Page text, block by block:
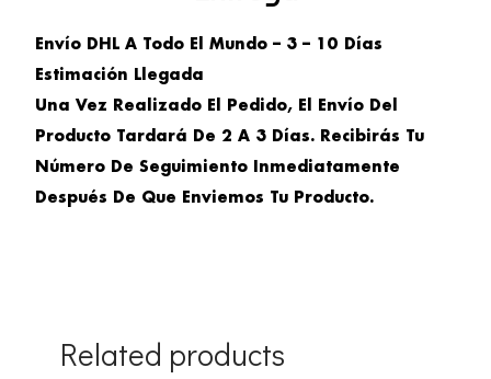
Envío DHL A Todo El Mundo – 3 – 10 Días
Estimación Llegada
Una Vez Realizado El Pedido, El Envío Del
Producto Tardará De 2 A 3 Días. Recibirás Tu
Número De Seguimiento Inmediatamente
Después De Que Enviemos Tu Producto.
Related products